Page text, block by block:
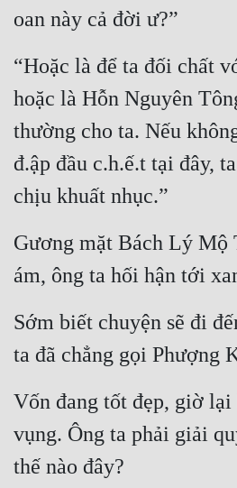
oan này cả đời ư?”
“Hoặc là để ta đối chất
hoặc là Hỗn Nguyên
thường cho ta. Nếu
đ.ập đầu c.h.ế.t tại đây,
chịu khuất nhục.”
Gương mặt Bách Lý Mộ
ám, ông ta hối hận tới
Sớm biết chuyện sẽ đi
ta đã chẳng gọi Phượng
Vốn đang tốt đẹp, giờ lại
vụng. Ông ta phải giải
thế nào đây?